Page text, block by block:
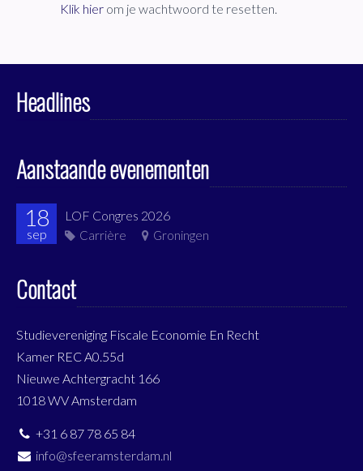
Klik hier om je wachtwoord te resetten.
Headlines
Aanstaande evenementen
18
sep
LOF Congres 2026
Carrière Groningen
Contact
Studievereniging Fiscale Economie En Recht
Kamer REC A0.55d
Nieuwe Achtergracht 166
1018 WV Amsterdam
+31 6 87 78 65 84
info@sfeeramsterdam.nl